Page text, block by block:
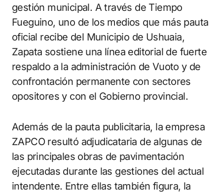
gestión municipal. A través de Tiempo
Fueguino, uno de los medios que más pauta
oficial recibe del Municipio de Ushuaia,
Zapata sostiene una línea editorial de fuerte
respaldo a la administración de Vuoto y de
confrontación permanente con sectores
opositores y con el Gobierno provincial.
Además de la pauta publicitaria, la empresa
ZAPCO resultó adjudicataria de algunas de
las principales obras de pavimentación
ejecutadas durante las gestiones del actual
intendente. Entre ellas también figura, la